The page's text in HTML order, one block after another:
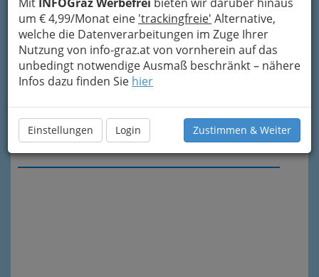
um € 4,99/Monat eine 'trackingfreie' Alternative,
welche die Datenverarbeitungen im Zuge Ihrer
Nutzung von info-graz.at von vornherein auf das
unbedingt notwendige Ausmaß beschränkt – nähere
Infos dazu finden Sie hier
Einstellungen Login Zustimmen & Weiter
Meine Nachricht senden